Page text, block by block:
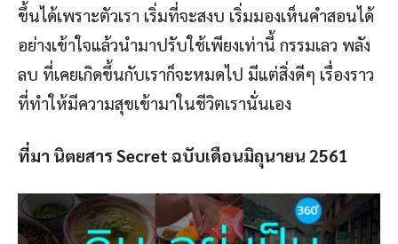
ขึ้นได้เพราะตัวเรา เริ่มที่จะสงบ เริ่มมองเห็นคำสอนได้
อย่างเข้าใจแล้วนำมาปรับใช้เพียงเท่านี้ กรรมเลว พลัง
ลบ ที่เคยเกิดขึ้นกับเราก็จะหมดไป มีแต่สิ่งดีๆ เรื่องราว
ที่ทำให้มีความสุขเข้ามาในชีวิตเรานั่นเอง
ที่มา นิตยสาร Secret ฉบับเดือนมิถุนายน 2561